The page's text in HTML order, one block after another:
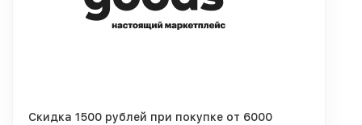
Скидка 1500 рублей при покупке от 6000